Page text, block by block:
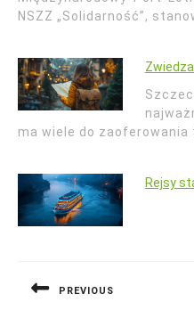
NSZZ „Solidarność”,
ma wiele do
Rejsy
PREVIOUS